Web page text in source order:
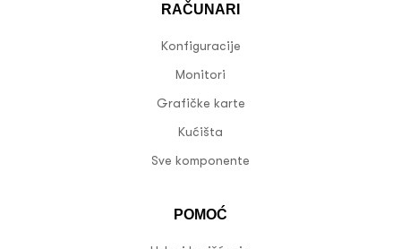
RAČUNARI
Konfiguracije
Monitori
Grafičke karte
Kućišta
Sve komponente
POMOĆ